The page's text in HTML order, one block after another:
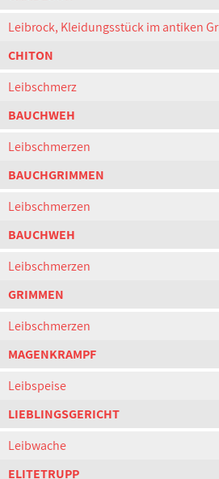
Leibrock, Kleidungsstück im antiken
CHITON
Leibschmerz
BAUCHWEH
Leibschmerzen
BAUCHGRIMMEN
Leibschmerzen
BAUCHWEH
Leibschmerzen
GRIMMEN
Leibschmerzen
MAGENKRAMPF
Leibspeise
LIEBLINGSGERICHT
Leibwache
ELITETRUPP